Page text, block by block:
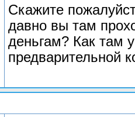
Скажите
давно вы там
деньгам? Как там
предварительной